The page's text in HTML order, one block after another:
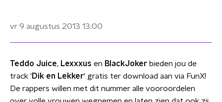
vr 9 augustus 2013 13:00
Teddo Juice, Lexxxus en BlackJoker bieden jou de
track 'Dik en Lekker' gratis ter download aan via FunX!
De rappers willen met dit nummer alle vooroordelen